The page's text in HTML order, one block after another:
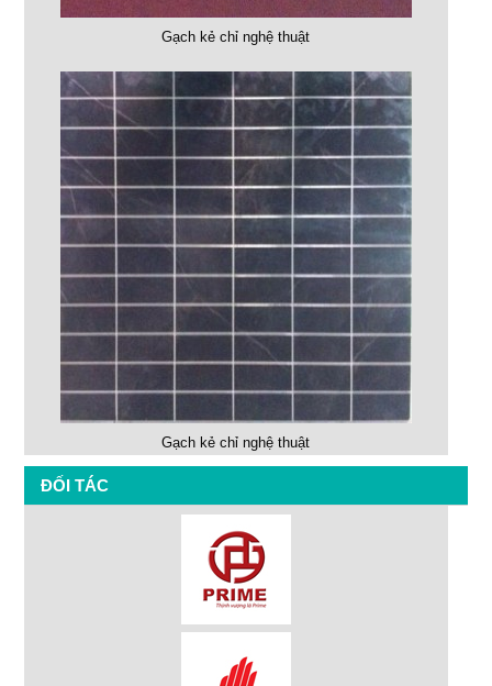
Gạch kẻ chỉ nghệ thuật
Gạch kẻ chỉ nghệ thuật
ĐỐI TÁC